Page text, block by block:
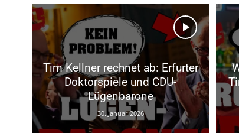
Tim Kellner rechnet ab: Erfurter
Doktorspiele und CDU-
Lügenbarone
30. Januar 2026